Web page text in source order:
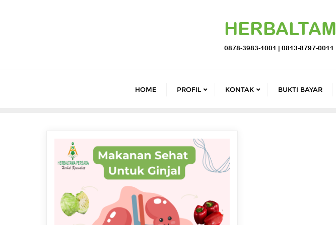
0878-3983-1001 | 0813-8797-
HOME PROFIL KONTAK BUKTI BAYAR